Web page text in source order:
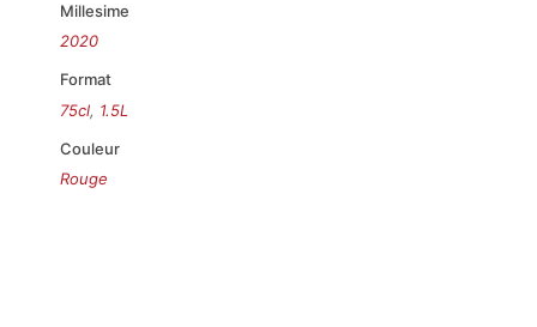
Millesime
2020
Format
75cl, 1.5L
Couleur
Rouge